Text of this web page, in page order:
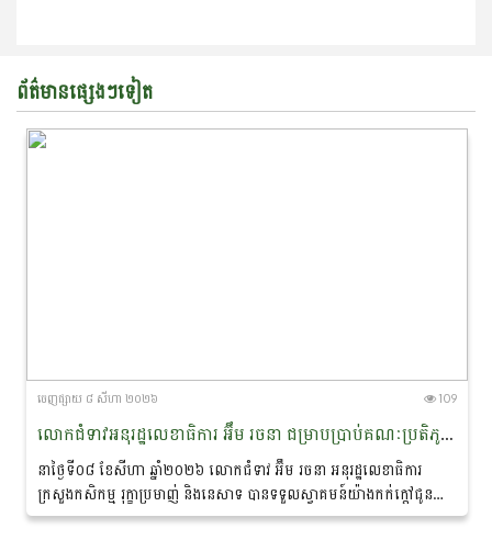
ព័ត៌មានផ្សេងៗទៀត
ចេញ​ផ្សាយ​ ៨ សីហា ២០២៦ 109
លោកជំទាវអនុរដ្ឋលេខាធិការ អ៊ឹម រចនា ជម្រាបប្រាប់គណៈប្រតិភូនាវាសន្តិភាពមេគង្គ-ឡានឆាង ថា៖ «សន្តិភាព ជាគ្រឹះដ៏សំខាន់នៃការអភិរក្សសត្វផ្សោតនៅកម្ពុជា»
នាថ្ងៃទី០៨ ខែសីហា ឆ្នាំ២០២៦ លោកជំទាវ អ៊ឹម រចនា អនុរដ្ឋលេខាធិការ
ក្រសួងកសិកម្ម រុក្ខាប្រមាញ់ និងនេសាទ បានទទួលស្វាគមន៍យ៉ាងកក់ក្តៅជូន
ចំពោះគណៈប្រតិភូ នៃ «គម្រោងនាវាសន្តិភាពមេគង្គ-ឡានឆាង...